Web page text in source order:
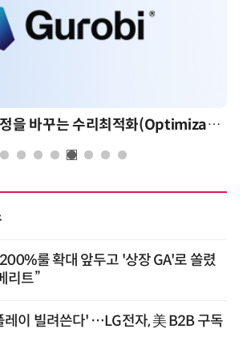
AI 시대의 의사결정을 바꾸는 수리최적화(Optimization): 실제 산업 적용 사례와 활용 전략
룰 확대 앞두고 '상장 GA'로 쏠렸
리트”
레이 빌려쓴다' …LG전자, 美 B2B 구독